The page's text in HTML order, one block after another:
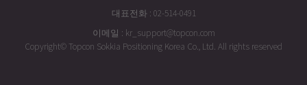
대표전화 : 02-514-0491
이메일 : kr_support@topcon.com
Copyright© Topcon Sokkia Positioning Korea Co., Ltd. All rights reserved